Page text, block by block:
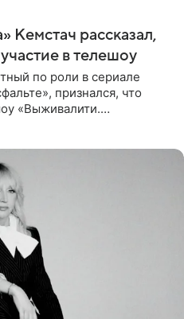
Кемстач рассказал,
в телешоу
по роли в сериале
признался, что
«Выживалити.